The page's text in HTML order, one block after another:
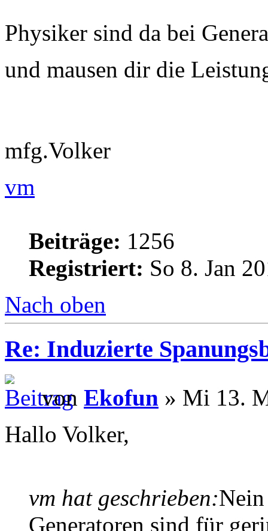
Physiker sind da bei
und mausen dir die
mfg.Volker
vm
Beiträge: 1256
Registriert: So 8. Jan
Nach oben
Re: Induzierte
von Ekofun » Mi 13.
Hallo Volker,
vm hat geschrieben:
Generatoren sind für